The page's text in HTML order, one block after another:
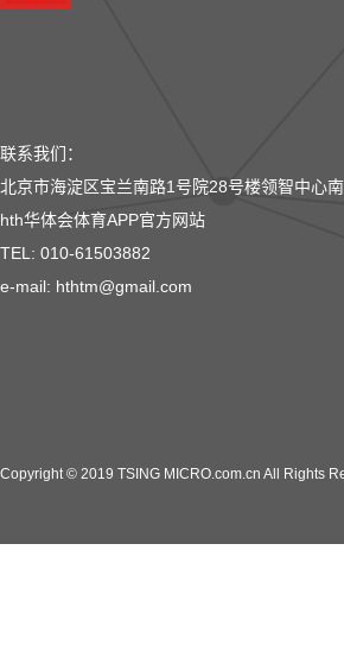
联系我们：
北京市海淀区宝兰南路1号院28号楼领智中心
hth华体会体育APP官方网站
TEL: 010-61503882
e-mail: hthtm@gmail.com
Copyright © 2019 TSING MICRO.com.cn All Rights